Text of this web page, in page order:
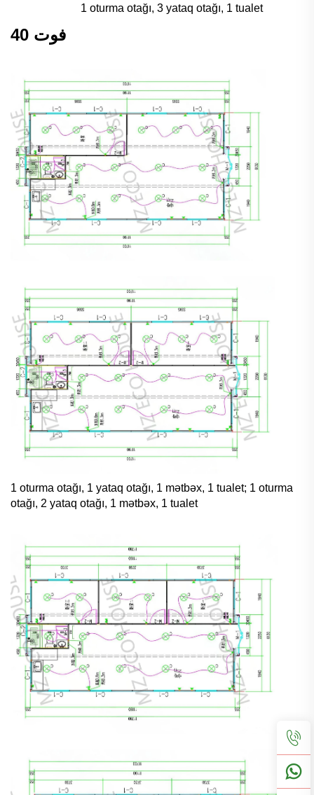
1 oturma otağı, 3 yataq otağı, 1 tualet
1 oturma otağı, 1 yataq otağı, 1 mətbəx, 1 tualet; 1 oturma
otağı, 2 yataq otağı, 1 mətbəx, 1 tualet